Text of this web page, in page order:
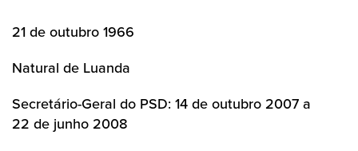
21 de outubro 1966
Natural de Luanda
Secretário-Geral do PSD: 14 de outubro 2007 a
22 de junho 2008